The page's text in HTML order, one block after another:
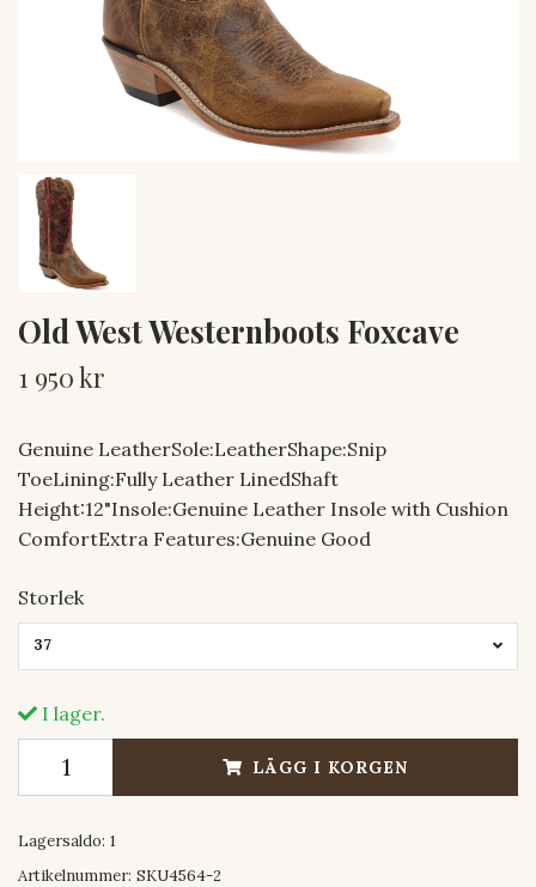
Old West Westernboots Foxcave
1 950 kr
Genuine LeatherSole:LeatherShape:Snip
ToeLining:Fully Leather LinedShaft
Height:12"Insole:Genuine Leather Insole with Cushion
ComfortExtra Features:Genuine Good
Storlek
37
I lager.
LÄGG I KORGEN
Lagersaldo: 1
Artikelnummer: SKU4564-2